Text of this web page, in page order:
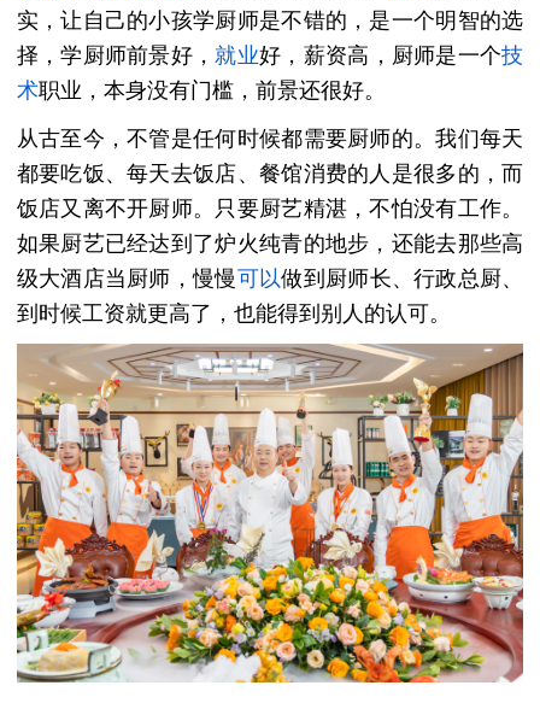
实，让自己的小孩学厨师是不错的，是一个明智的选
择，学厨师前景好，就业好，薪资高，厨师是一个技
术职业，本身没有门槛，前景还很好。
从古至今，不管是任何时候都需要厨师的。我们每天
都要吃饭、每天去饭店、餐馆消费的人是很多的，而
饭店又离不开厨师。只要厨艺精湛，不怕没有工作。
如果厨艺已经达到了炉火纯青的地步，还能去那些高
级大酒店当厨师，慢慢可以做到厨师长、行政总厨、
到时候工资就更高了，也能得到别人的认可。